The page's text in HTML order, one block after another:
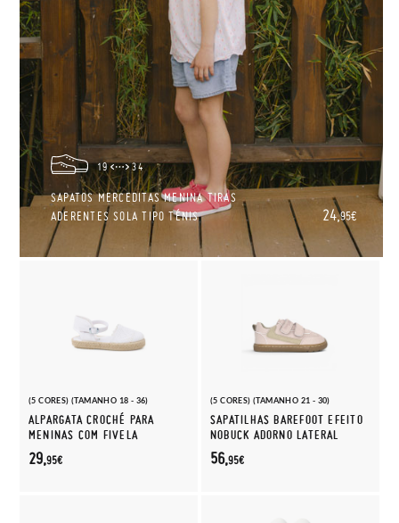
19 34
SAPATOS MERCEDITAS MENINA TIRAS
ADERENTES SOLA TIPO TÉNIS
24,95€
(5 CORES) (TAMANHO 18 - 36)
ALPARGATA CROCHÉ PARA
MENINAS COM FIVELA
29,95€
(5 CORES) (TAMANHO 21 - 30)
SAPATILHAS BAREFOOT EFEITO
NOBUCK ADORNO LATERAL
56,95€